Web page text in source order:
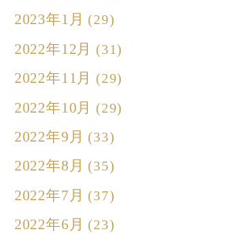
2023年1月 (29)
2022年12月 (31)
2022年11月 (29)
2022年10月 (29)
2022年9月 (33)
2022年8月 (35)
2022年7月 (37)
2022年6月 (23)